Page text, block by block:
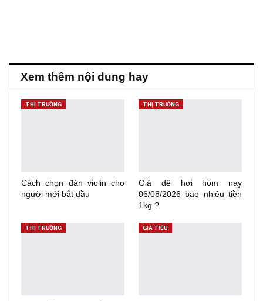
Xem thêm nội dung hay
THỊ TRƯỜNG
Cách chọn đàn violin cho
người mới bắt đầu
THỊ TRƯỜNG
Giá dê hơi hôm nay
06/08/2026 bao nhiêu tiền
1kg ?
THỊ TRƯỜNG GIÁ TIÊU